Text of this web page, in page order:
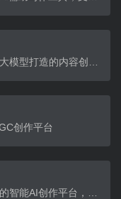
创作平台